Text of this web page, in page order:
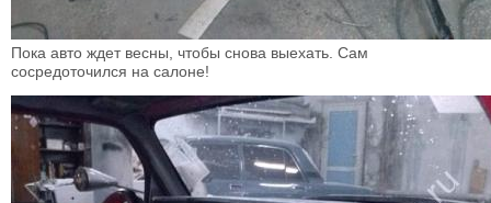
Пока авто ждет весны, чтобы снова выехать. Сам
сосредоточился на салоне!